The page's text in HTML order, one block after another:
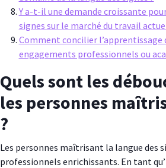
Y a-t-il une demande croissante
signes sur le marché du travail
Comment concilier l’apprentissage
engagements professionnels ou
Quels sont les
les personnes
?
Les personnes maîtrisant la langue des
professionnels enrichissants. En tant